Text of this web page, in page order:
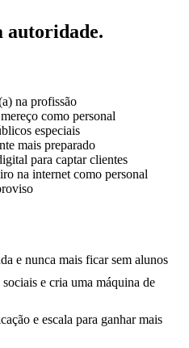
autoridade.
na profissão
como personal
especiais
mais preparado
para captar clientes
na internet como personal
e nunca mais ficar sem alunos
e cria uma máquina de
e escala para ganhar mais